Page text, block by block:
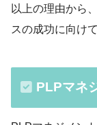
以上の理由から
スの成功に向け
PLPマネ